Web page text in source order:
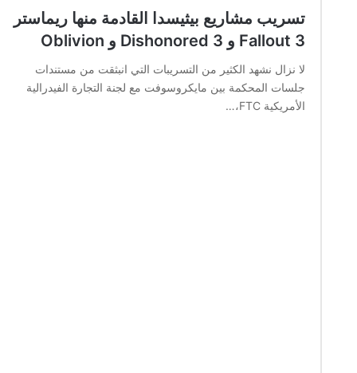
تسريب مشاريع بيثيسدا القادمة منها ريماستر
Fallout 3 و Dishonored 3 و Oblivion
لا نزال نشهد الكثير من التسريبات التي انبثقت من مستندات
جلسات المحكمة بين مايكروسوفت مع لجنة التجارة الفيدرالية
الأمريكية FTC،…